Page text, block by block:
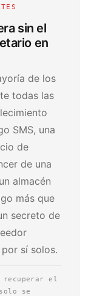
sin el
en
de los
todas las
SMS, una
de
de una
almacén
más que
secreto de
sí solos.
el
se